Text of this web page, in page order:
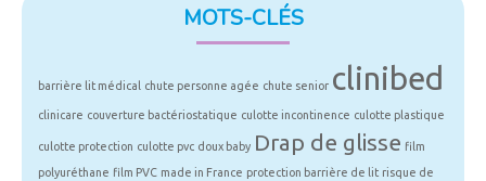
MOTS-CLÉS
barrière lit médical chute personne agée chute senior clinibed
clinicare couverture bactériostatique culotte incontinence culotte plastique
culotte protection culotte pvc doux baby Drap de glisse film
polyuréthane film PVC made in France protection barrière de lit risque de